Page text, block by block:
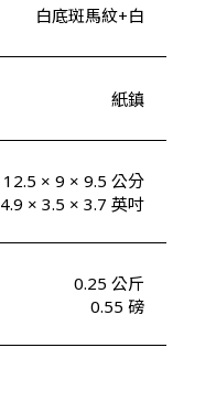
白底斑馬紋+白
紙鎮
12.5 × 9 × 9.5 公分
4.9 × 3.5 × 3.7 英吋
0.25 公斤
0.55 磅